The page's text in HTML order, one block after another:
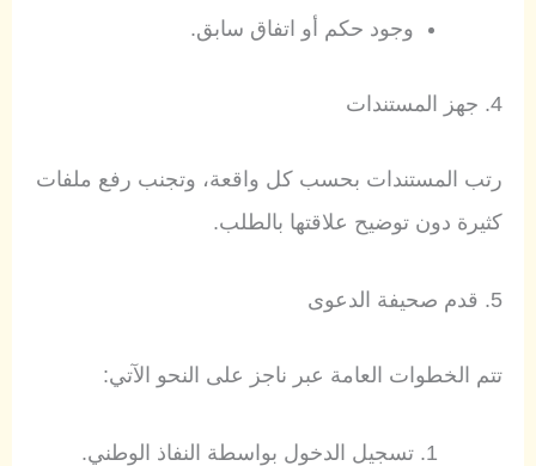
وجود حكم أو اتفاق سابق.
4. جهز المستندات
رتب المستندات بحسب كل واقعة، وتجنب رفع ملفات
كثيرة دون توضيح علاقتها بالطلب.
5. قدم صحيفة الدعوى
تتم الخطوات العامة عبر ناجز على النحو الآتي:
تسجيل الدخول بواسطة النفاذ الوطني.